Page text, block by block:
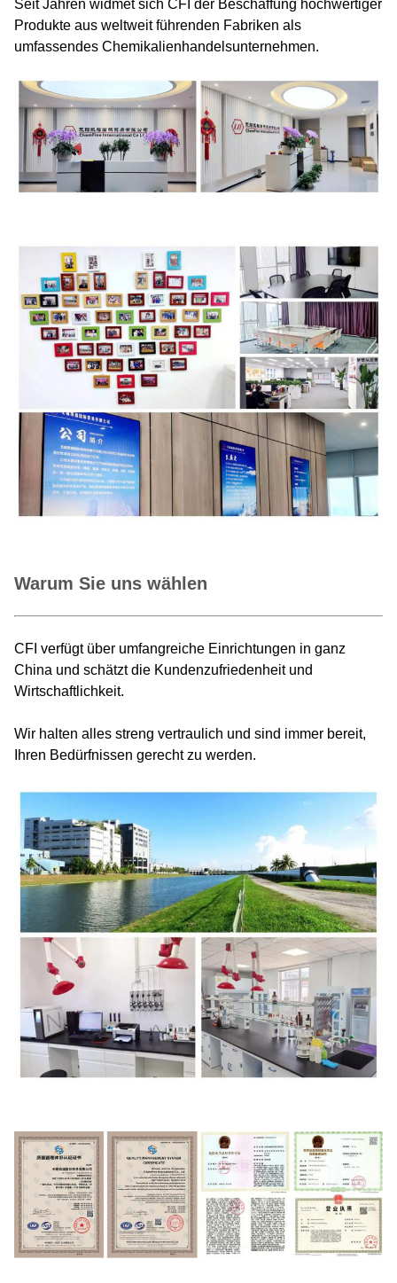
Seit Jahren widmet sich CFI der Beschaffung hochwertiger
Produkte aus weltweit führenden Fabriken als
umfassendes Chemikalienhandelsunternehmen.
Warum Sie uns wählen
CFI verfügt über umfangreiche Einrichtungen in ganz
China und schätzt die Kundenzufriedenheit und
Wirtschaftlichkeit.
Wir halten alles streng vertraulich und sind immer bereit,
Ihren Bedürfnissen gerecht zu werden.